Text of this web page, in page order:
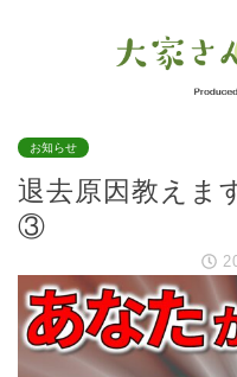
お知らせ
退去原因教えま
③